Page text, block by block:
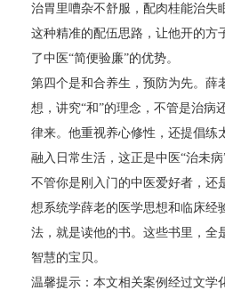
治胃里嘈杂不舒服，配肉桂能治失
这种精准的配伍思路，让他开的方
了中医“简便验廉”的优势。
第四个是和合养生，预防为先。薛
想，讲究“和”的理念，不管是治病
律来。他重视养心修性，还提倡练
融入日常生活，这正是中医“治未病
不管你是刚入门的中医爱好者，还
想系统学薛老的医学思想和临床经
法，就是读他的书。这些书里，全
智慧的宝贝。
温馨提示：本文相关案例经过文学